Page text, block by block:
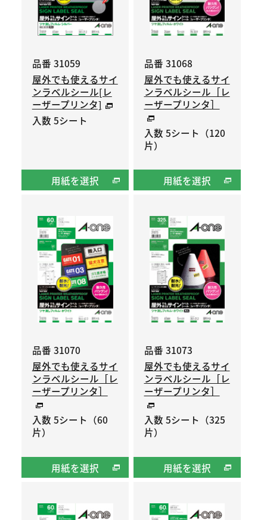
品番 31059
屋外でも使えるサイ
ンラベルシール[レ
ーザープリンタ]
入数 5シート
用紙を選択
品番 31068
屋外でも使えるサイ
ンラベルシール［レ
ーザープリンタ］
入数 5シート（120
片）
用紙を選択
品番 31070
屋外でも使えるサイ
ンラベルシール［レ
ーザープリンタ］
入数 5シート（60
片）
用紙を選択
品番 31073
屋外でも使えるサイ
ンラベルシール［レ
ーザープリンタ］
入数 5シート（325
片）
用紙を選択